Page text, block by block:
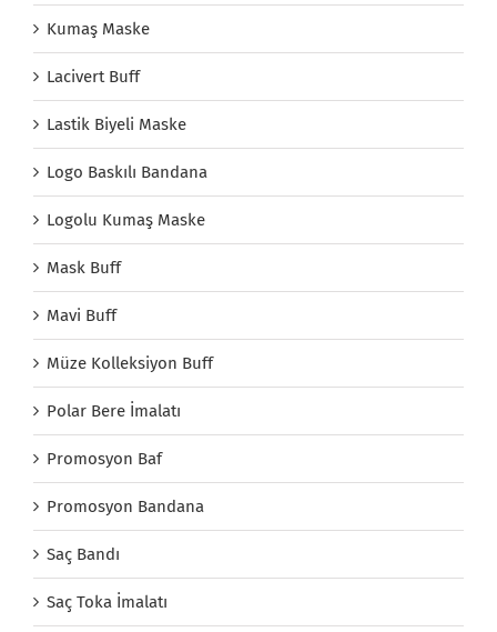
Kumaş Maske
Lacivert Buff
Lastik Biyeli Maske
Logo Baskılı Bandana
Logolu Kumaş Maske
Mask Buff
Mavi Buff
Müze Kolleksiyon Buff
Polar Bere İmalatı
Promosyon Baf
Promosyon Bandana
Saç Bandı
Saç Toka İmalatı